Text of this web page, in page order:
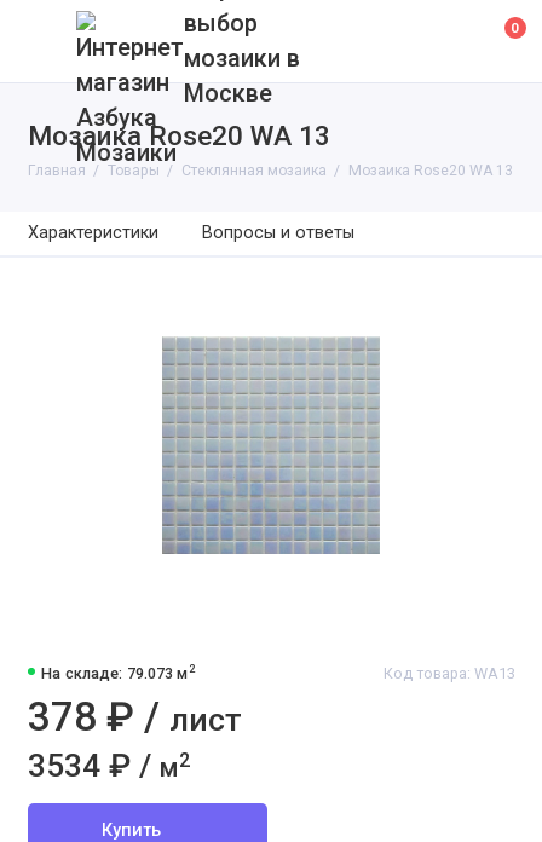
выбор
мозаики в
Москве
0
Мозаика Rose20 WA 13
Главная Товары Cтеклянная мозаика Мозаика Rose20 WA 13
Характеристики Вопросы и ответы
На складе: 79.073 м2 Код товара: WA13
378 ₽ / лист
3534 ₽ / м2
Купить